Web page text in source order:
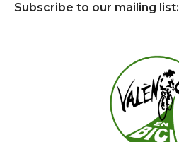
Subscribe to our mailing list: